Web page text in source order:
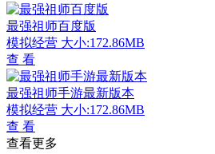
最强祖师百度版
模拟经营 大小:172.86MB
查 看
最强祖师手游最新版本
模拟经营 大小:172.86MB
查 看
查看更多